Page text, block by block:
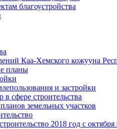
благоустройства
Каа-Хемского кожууна
планы
и застройки
сфере строительства
земельных участков
2018 год с октября